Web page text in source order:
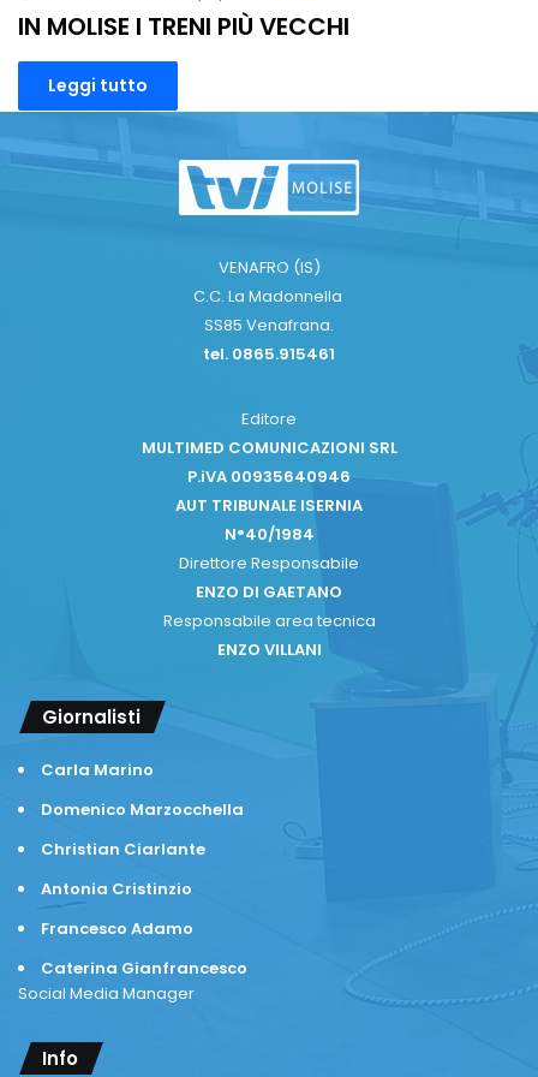
IN MOLISE I TRENI PIÙ VECCHI
Leggi tutto
VENAFRO (IS)
C.C. La Madonnella
SS85 Venafrana.
tel. 0865.915461
Editore
MULTIMED COMUNICAZIONI SRL
P.iVA 00935640946
AUT TRIBUNALE ISERNIA
N°40/1984
Direttore Responsabile
ENZO DI GAETANO
Responsabile area tecnica
ENZO VILLANI
Giornalisti
Carla Marino
Domenico Marzocchella
Christian Ciarlante
Antonia Cristinzio
Francesco Adamo
Caterina Gianfrancesco
Social Media Manager
Info